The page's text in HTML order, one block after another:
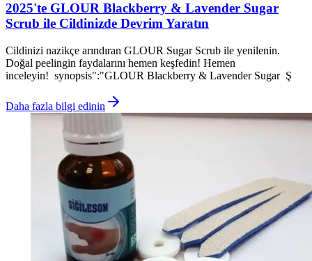
2025'te GLOUR Blackberry & Lavender Sugar
Scrub ile Cildinizde Devrim Yaratın
Cildinizi nazikçe arındıran GLOUR Sugar Scrub ile yenilenin.
Doğal peelingin faydalarını hemen keşfedin! Hemen
inceleyin! synopsis":"GLOUR Blackberry & Lavender Sugar Ş
Daha fazla bilgi edinin